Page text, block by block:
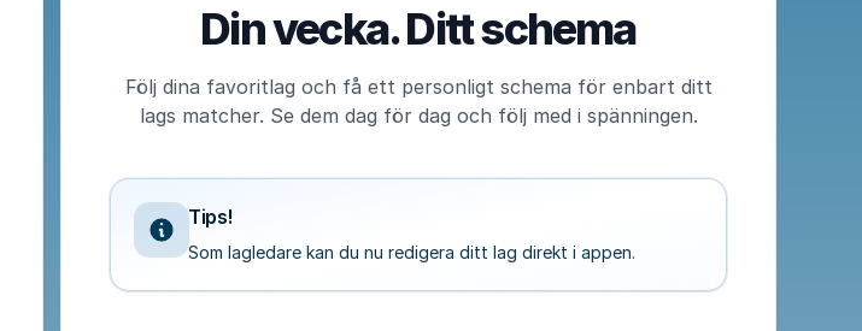
Din vecka. Ditt schema
Följ dina favoritlag och få ett personligt schema för enbart ditt
lags matcher. Se dem dag för dag och följ med i spänningen.
Tips!
Som lagledare kan du nu redigera ditt lag direkt i appen.